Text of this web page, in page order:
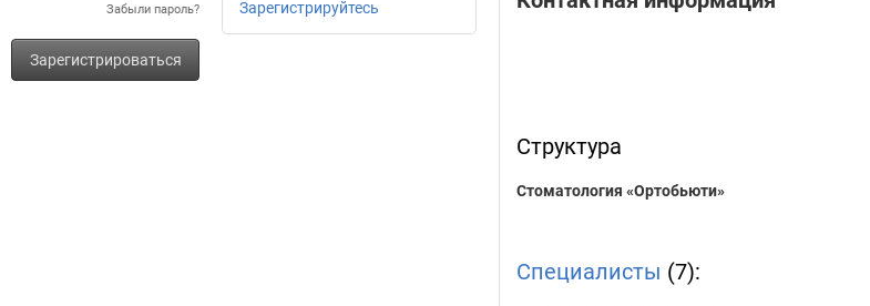
Забыли пароль?
Зарегистрироваться
Зарегистрируйтесь
Структура
Стоматология «Ортобьюти»
Специалисты (7):